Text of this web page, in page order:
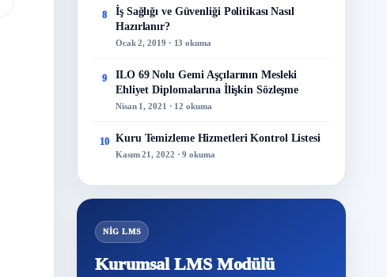
8
İş Sağlığı ve Güvenliği Politikası Nasıl
Hazırlanır?
Ocak 2, 2019 · 13 okuma
9
ILO 69 Nolu Gemi Aşçılarının Mesleki
Ehliyet Diplomalarına İlişkin Sözleşme
Nisan 1, 2021 · 12 okuma
10 Kuru Temizleme Hizmetleri Kontrol Listesi
Kasım 21, 2022 · 9 okuma
NİG LMS
Kurumsal LMS Modülü